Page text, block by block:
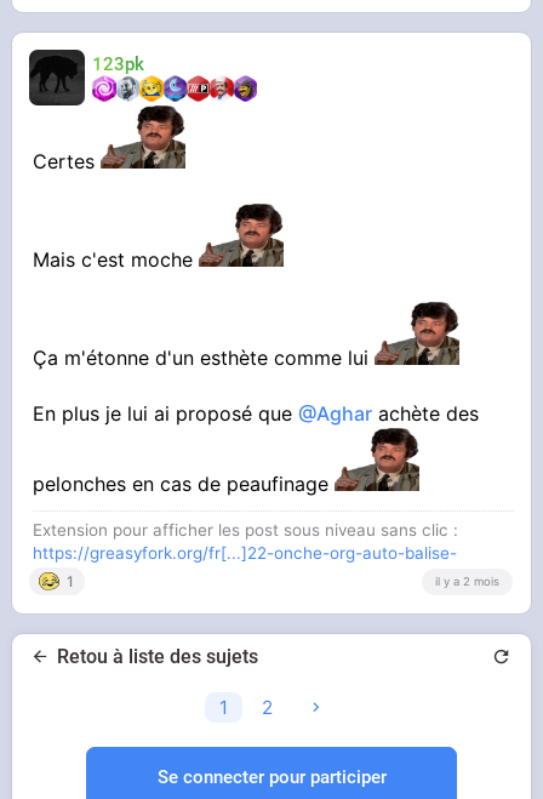
123pk
Certes
Mais c'est moche
Ça m'étonne d'un esthète comme lui
En plus je lui ai proposé que@Aghar achète des
pelonches en cas de peaufinage
Extension pour afficher les post sous niveau sans clic :
https://greasyfork.org/fr[...]22-onche-org-auto-balise-
1 il y a 2 mois
Retou à liste des sujets
1 2
Se connecter pour participer